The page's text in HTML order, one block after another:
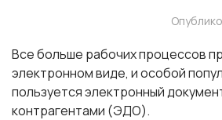
Все больше рабочих процессов
электронном виде, и особой
пользуется электронный
контрагентами (ЭДО).